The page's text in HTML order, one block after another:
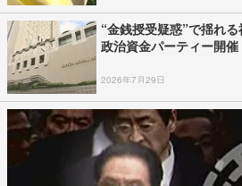
“金銭授受疑惑”で揺れ
政治資金パーティー開
2026年7月29日